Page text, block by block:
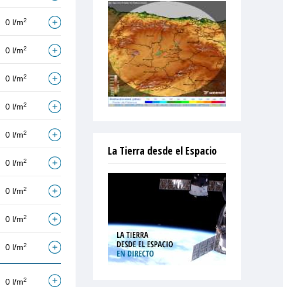
0 l/m2
0 l/m2
0 l/m2
0 l/m2
0 l/m2
0 l/m2
0 l/m2
0 l/m2
0 l/m2
0 l/m2
La Tierra desde el Espacio